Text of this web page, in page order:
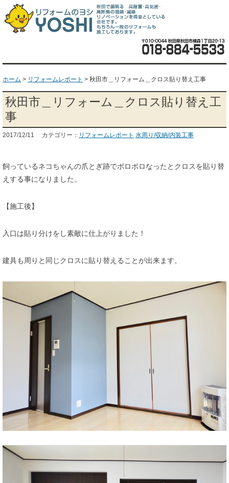
ホーム > リフォームレポート > 秋田市＿リフォーム＿クロス貼り替え工事
秋田市＿リフォーム＿クロス貼り替え工
事
2017/12/11 カテゴリー： リフォームレポート 水周り/収納/内装工事
飼っているネコちゃんの爪とぎ跡でボロボロなったとクロスを貼り替
えする事になりました。
【施工後】
入口は貼り分けをし素敵に仕上がりました！
建具も周りと同じクロスに貼り替えることが出来ます。